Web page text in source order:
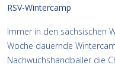
RSV-Wintercamp
Immer in den sächsischen
Woche dauernde
Nachwuchshandballer die